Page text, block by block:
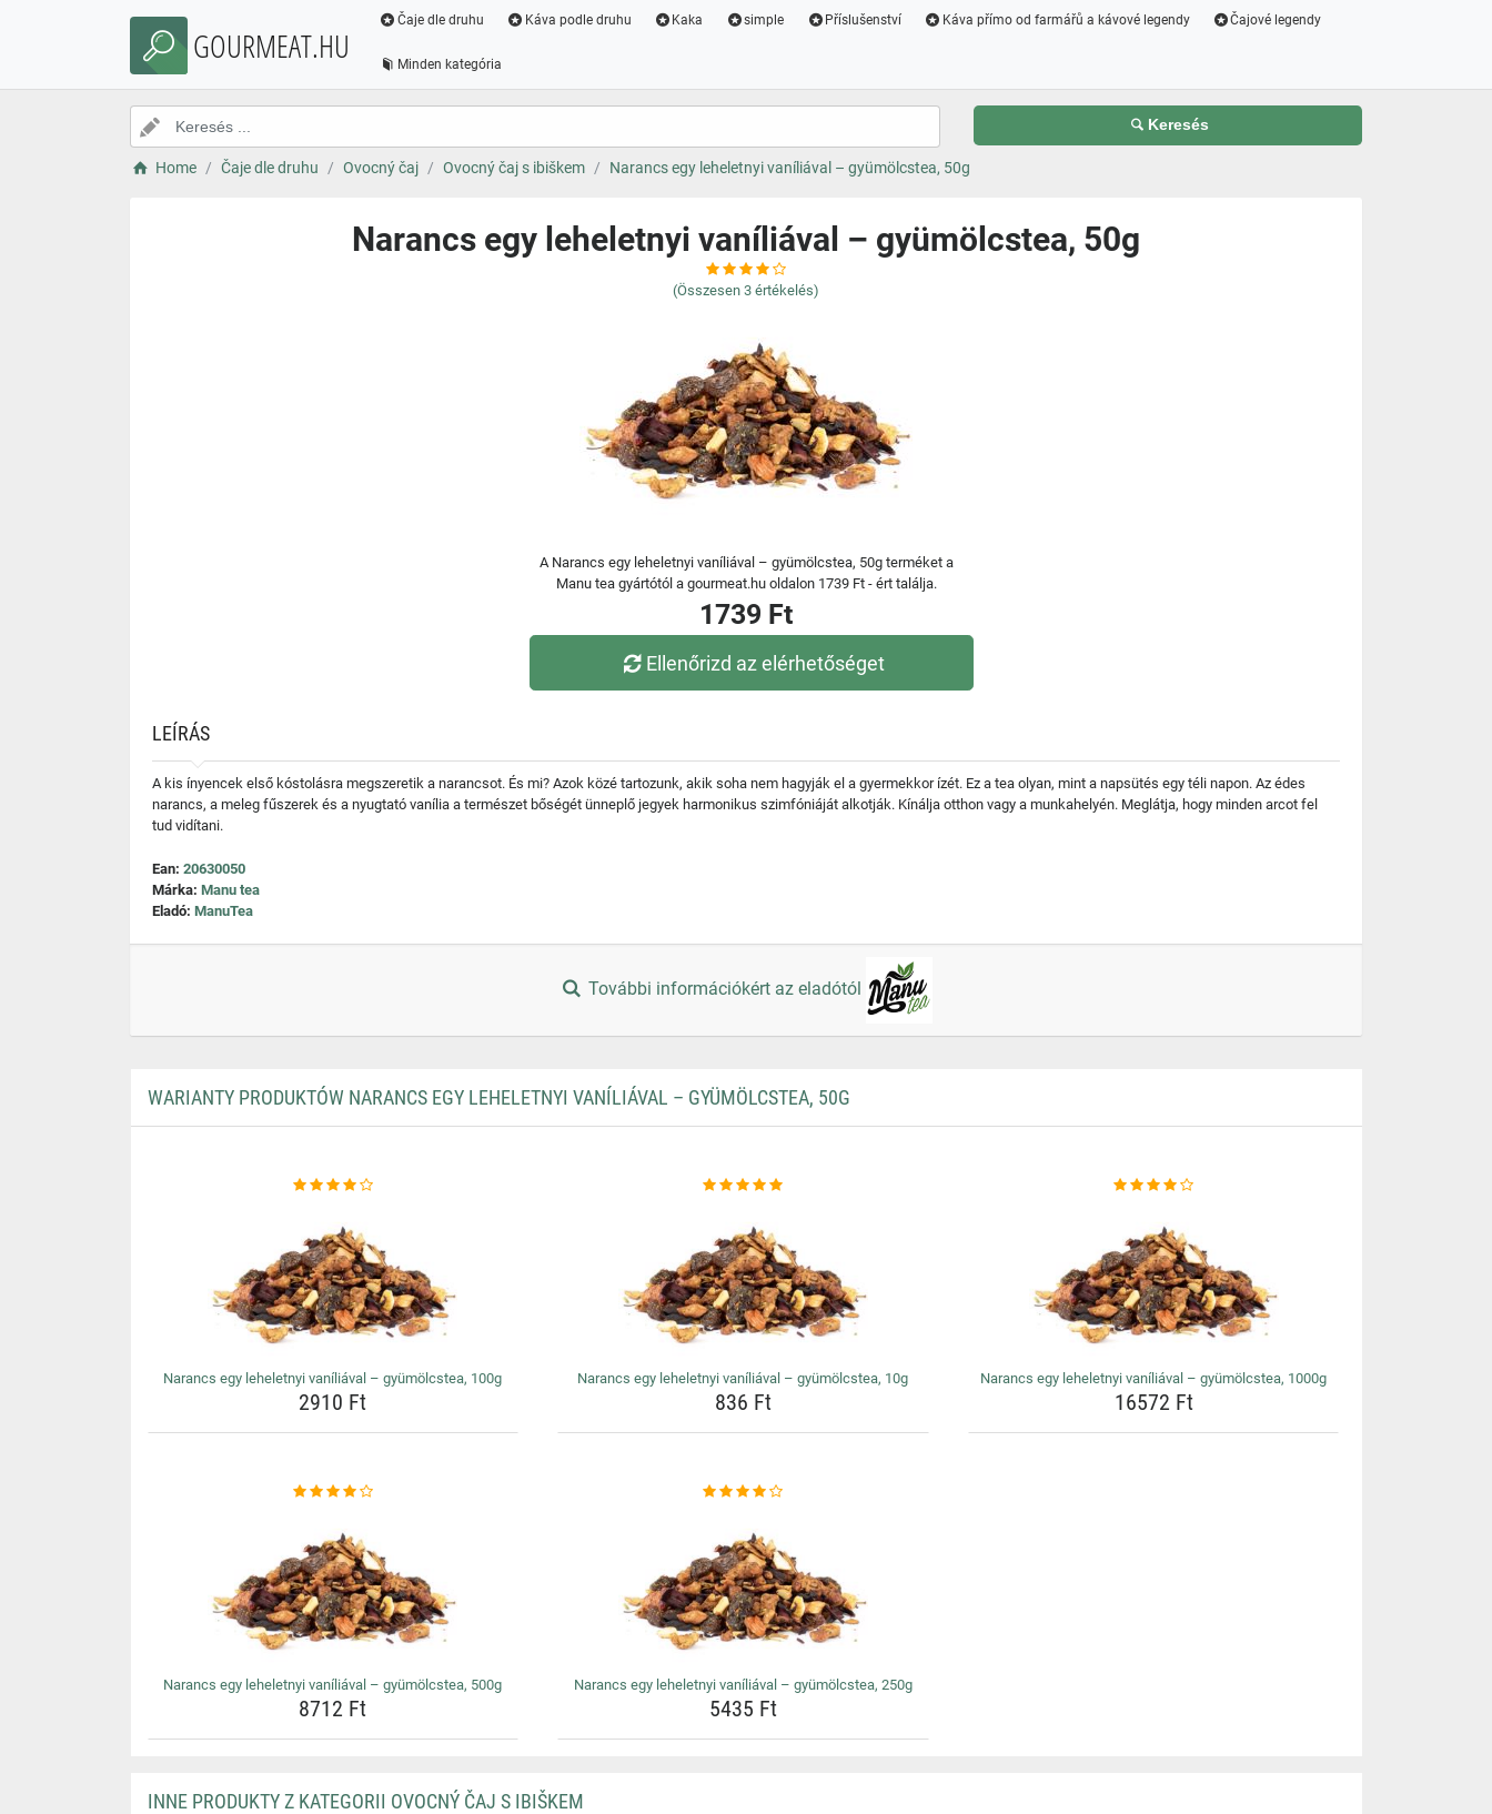
GOURMEAT.HU
Čaje dle druhu Káva podle druhu Kaka simple Příslušenství Káva přímo od farmářů a kávové legendy Čajové legendy
Minden kategória
Keresés
Home Čaje dle druhu Ovocný čaj Ovocný čaj s ibiškem Narancs egy leheletnyi vaníliával – gyümölcstea, 50g
Narancs egy leheletnyi vaníliával – gyümölcstea, 50g
(Összesen 3 értékelés)
A Narancs egy leheletnyi vaníliával – gyümölcstea, 50g terméket a
Manu tea gyártótól a gourmeat.hu oldalon 1739 Ft - ért találja.
1739 Ft
Ellenőrizd az elérhetőséget
LEÍRÁS
A kis ínyencek első kóstolásra megszeretik a narancsot. És mi? Azok közé tartozunk, akik soha nem hagyják el a gyermekkor ízét. Ez a tea olyan, mint a napsütés egy téli napon. Az édes
narancs, a meleg fűszerek és a nyugtató vanília a természet bőségét ünneplő jegyek harmonikus szimfóniáját alkotják. Kínálja otthon vagy a munkahelyén. Meglátja, hogy minden arcot fel
tud vidítani.
Ean: 20630050
Márka: Manu tea
Eladó: ManuTea
További információkért az eladótól
WARIANTY PRODUKTÓW NARANCS EGY LEHELETNYI VANÍLIÁVAL – GYÜMÖLCSTEA, 50G
Narancs egy leheletnyi vaníliával – gyümölcstea, 100g
2910 Ft
Narancs egy leheletnyi vaníliával – gyümölcstea, 10g
836 Ft
Narancs egy leheletnyi vaníliával – gyümölcstea, 1000g
16572 Ft
Narancs egy leheletnyi vaníliával – gyümölcstea, 500g
8712 Ft
Narancs egy leheletnyi vaníliával – gyümölcstea, 250g
5435 Ft
INNE PRODUKTY Z KATEGORII OVOCNÝ ČAJ S IBIŠKEM